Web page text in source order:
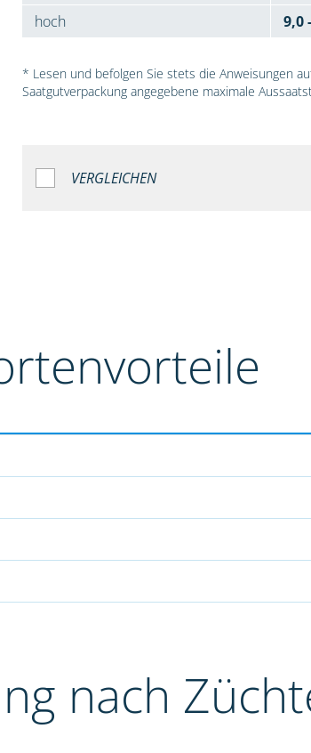
hoch
9,0
* Lesen und befolgen Sie stets die Anweisungen
Saatgutverpackung angegebene maximale
VERGLEICHEN
nach